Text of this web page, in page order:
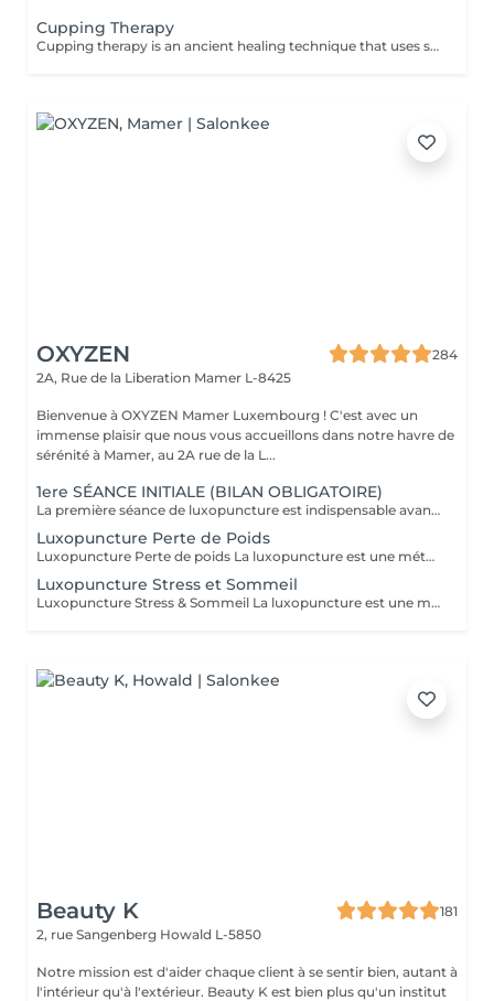
Cupping Therapy
Cupping therapy is an ancient healing technique that uses special cups to create gentle suction on the skin. This suction promotes blood flow, relieves muscle tension, reduces inflammation, and supports deep relaxation. The treatment can help release toxins, improve circulation, and ease chronic pain or stiffness. *Please note that cupping therapy could just be added to a massage service with includes back massage.
OXYZEN
284
2A, Rue de la Liberation Mamer L-8425
Bienvenue à OXYZEN Mamer Luxembourg ! C'est avec un
immense plaisir que nous vous accueillons dans notre havre de
sérénité à Mamer, au 2A rue de la L...
1ere SÉANCE INITIALE (BILAN OBLIGATOIRE)
La première séance de luxopuncture est indispensable avant de débuter tout programme. D'une durée d'environ 1 heure, elle se déroule en deux temps : 30 minutes d'échange approfondi (anamnèse) pour comprendre vos besoins, vos habitudes et définir vos objectifs 30 minutes de séance de luxopuncture, adaptée en fonction de cet échange Cette étape permet de personnaliser votre accompagnement et d'optimiser les résultats. Chaque protocole est ainsi ajusté à votre profil (poids, stress, sommeil, compulsions). Séance essentielle pour un suivi efficace et durable Permet un accompagnement sur mesure Un premier pas vers votre équilibre et votre bien-être durable.
Luxopuncture Perte de Poids
Luxopuncture Perte de poids La luxopuncture est une méthode douce et non invasive qui aide à réguler l'appétit, réduire les fringales et rééquilibrer le métabolisme. Idéale pour accompagner une perte de poids progressive, elle agit également sur le stress et les compulsions alimentaires. Chaque séance est adaptée à vos besoins afin de vous accompagner en douceur vers un meilleur équilibre et des résultats durables. Un accompagnement naturel pour retrouver légèreté, équilibre et bien-être au quotidien.
Luxopuncture Stress et Sommeil
Luxopuncture Stress & Sommeil La luxopuncture est une méthode douce et non invasive qui aide à apaiser le système nerveux, réduire le stress et améliorer la qualité du sommeil. Elle se pratique à l'aide d'un stylo à infrarouge qui stimule des points réflexes du corps, sans aiguille et en toute douceur. Chaque séance est adaptée à vos besoins afin de favoriser un relâchement profond et un apaisement durable. Un accompagnement naturel pour retrouver calme, sérénité et un sommeil réparateur.
Beauty K
181
2, rue Sangenberg Howald L-5850
Notre mission est d'aider chaque client à se sentir bien, autant à
l'intérieur qu'à l'extérieur. Beauty K est bien plus qu'un institut